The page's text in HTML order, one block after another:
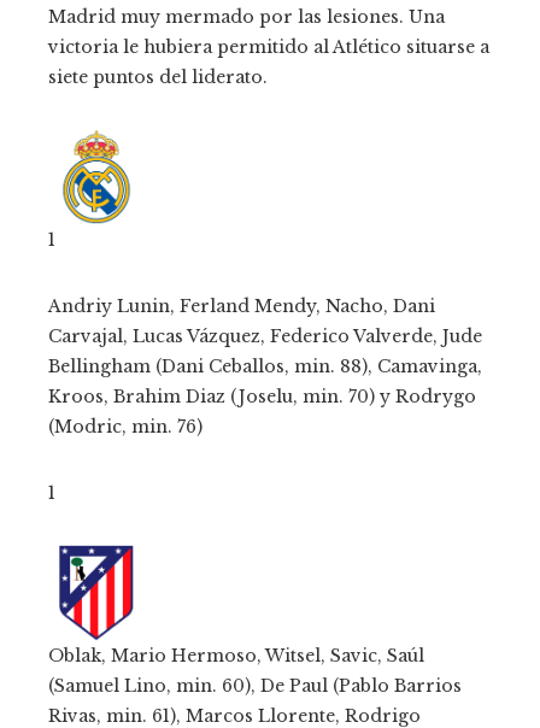
Madrid muy mermado por las lesiones. Una
victoria le hubiera permitido al Atlético situarse a
siete puntos del liderato.
1
Andriy Lunin, Ferland Mendy, Nacho, Dani
Carvajal, Lucas Vázquez, Federico Valverde, Jude
Bellingham (Dani Ceballos, min. 88), Camavinga,
Kroos, Brahim Diaz (Joselu, min. 70) y Rodrygo
(Modric, min. 76)
1
Oblak, Mario Hermoso, Witsel, Savic, Saúl
(Samuel Lino, min. 60), De Paul (Pablo Barrios
Rivas, min. 61), Marcos Llorente, Rodrigo